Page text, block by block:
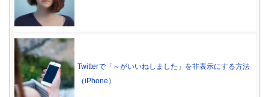
Twitterで「～がいいねしました」を非表示にする方法
（iPhone）